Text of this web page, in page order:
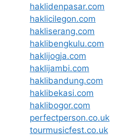
haklidenpasar.com
haklicilegon.com
hakliserang.com
haklibengkulu.com
haklijogja.com
haklijambi.com
haklibandung.com
haklibekasi.com
haklibogor.com
perfectperson.co.uk
tourmusicfest.co.uk